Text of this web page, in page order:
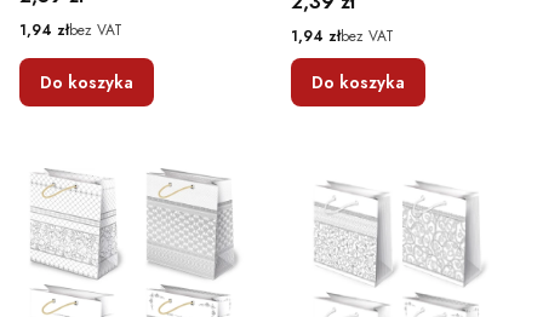
Cena
1,94 złbez VAT
Do koszyka
Cena
1,94 złbez VAT
Do koszyka